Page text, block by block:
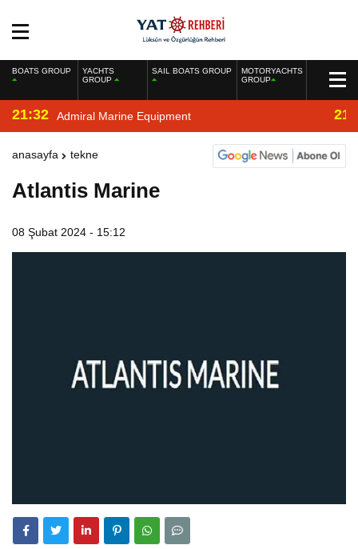
BOATS GROUP
YACHTS
GROUP
SAIL BOATS GROUP
MOTORYACHTS
GROUP
21:32 Admiral Marine Equipment
anasayfa tekne
Atlantis Marine
08 Şubat 2024 - 15:12